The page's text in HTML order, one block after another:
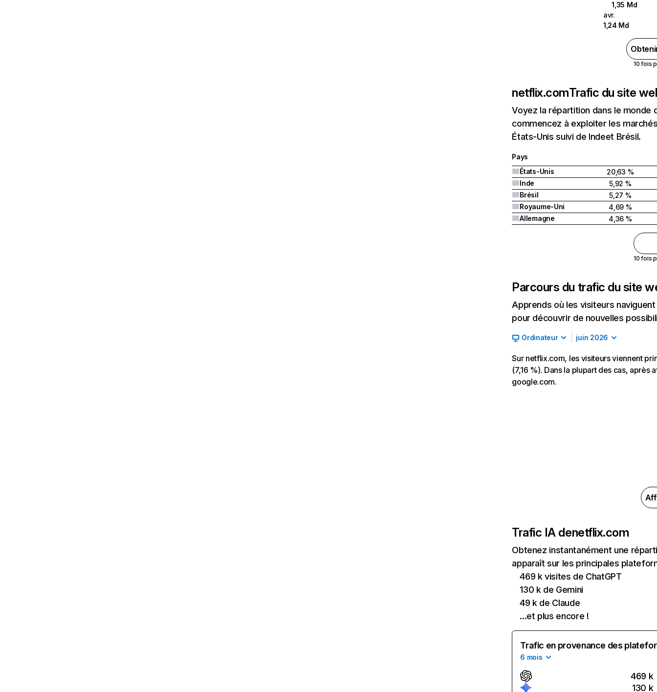
1,35 Md
avr.
1,24 Md
10 fois
netflix.comTrafic du site
Voyez la répartition dans le
commencez à exploiter les
États-Unis suivi de Indeet Brésil.
Pays
États-Unis
20,63 %
Inde
5,92 %
Brésil
5,27 %
Royaume-Uni
4,69 %
Allemagne
4,36 %
10 fois
Parcours du trafic du site
Apprends où les visiteurs
pour découvrir de nouvelles
Ordinateur juin 2026
Sur netflix.com, les visiteurs viennent
(7,16 %). Dans la plupart des cas,
google.com.
Trafic IA denetflix.com
Obtenez instantanément une
apparaît sur les principales
469 k visites de ChatGPT
130 k de Gemini
49 k de Claude
...et plus encore !
Trafic en provenance des
6 mois
469 k
130 k